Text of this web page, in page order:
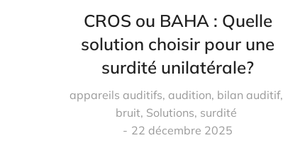
CROS ou BAHA : Quelle
solution choisir pour une
surdité unilatérale?
appareils auditifs, audition, bilan auditif,
bruit, Solutions, surdité
22 décembre 2025